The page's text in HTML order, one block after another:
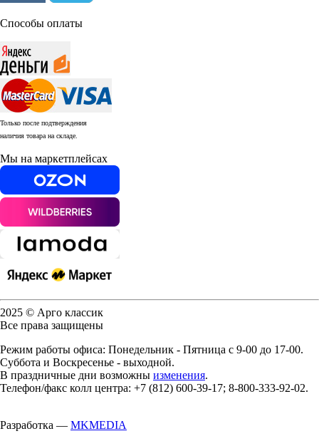
Способы оплаты
Только после подтверждения
наличия товара на складе.
Мы на маркетплейсах
2025 © Арго классик
Все права защищены
Режим работы офиса: Понедельник - Пятница с 9-00 до 17-00.
Суббота и Воскресенье - выходной.
В праздничные дни возможны изменения.
Телефон/факс колл центра: +7 (812) 600-39-17; 8-800-333-92-02.
Разработка — MKMEDIA